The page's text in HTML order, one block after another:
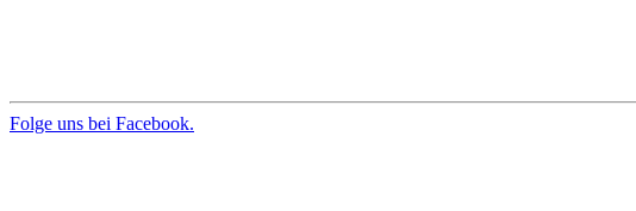
Folge uns bei Facebook.